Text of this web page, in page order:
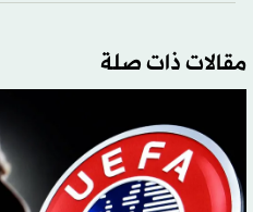
مقالات ذات صلة